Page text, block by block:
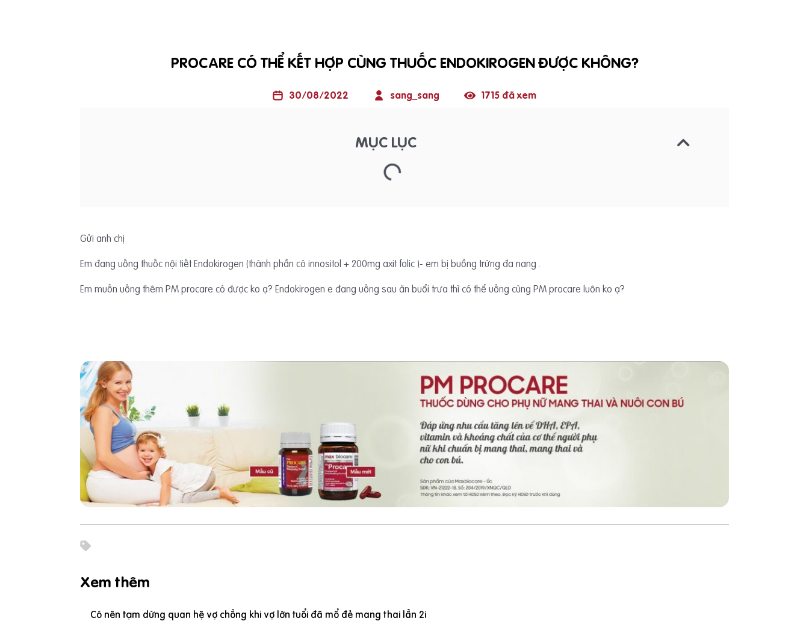
PROCARE CÓ THỂ KẾT HỢP CÙNG THUỐC ENDOKIROGEN ĐƯỢC KHÔNG?
30/08/2022 sang_sang 1715 đã xem
MỤC LỤC
Gửi anh chị
Em đang uống thuốc nội tiết Endokirogen (thành phần có innositol + 200mg axit folic )- em bị buồng trứng đa nang .
Em muốn uống thêm PM procare có được ko ạ? Endokirogen e đang uống sau ăn buổi trưa thì có thể uống cùng PM procare luôn ko ạ?
Xem thêm
Có nên tạm dừng quan hệ vợ chồng khi vợ lớn tuổi đã mổ đẻ mang thai lần 2i